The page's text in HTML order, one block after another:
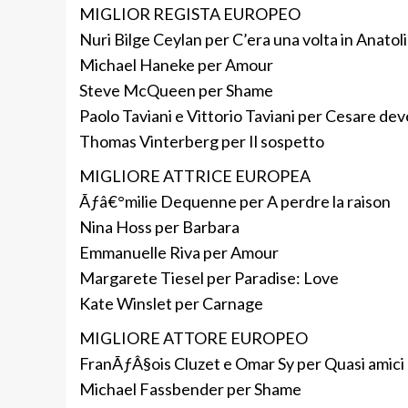
MIGLIOR REGISTA EUROPEO
Nuri Bilge Ceylan per C’era una volta in
Michael Haneke per Amour
Steve McQueen per Shame
Paolo Taviani e Vittorio Taviani per Cesare
Thomas Vinterberg per Il sospetto
MIGLIORE ATTRICE EUROPEA
Ãƒâ€°milie Dequenne per A perdre la raison
Nina Hoss per Barbara
Emmanuelle Riva per Amour
Margarete Tiesel per Paradise: Love
Kate Winslet per Carnage
MIGLIORE ATTORE EUROPEO
FranÃƒÂ§ois Cluzet e Omar Sy per Quasi amici
Michael Fassbender per Shame